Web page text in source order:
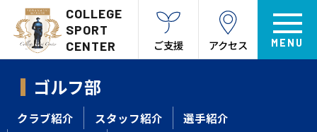
COLLEGE
SPORT
CENTER
ご支援 アクセス
ゴルフ部
クラブ紹介 スタッフ紹介
選手紹介